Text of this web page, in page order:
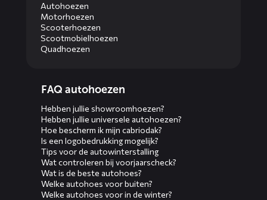
Autohoezen
Motorhoezen
Scooterhoezen
Scootmobielhoezen
Quadhoezen
menusFAQ autohoezen
Hebben jullie showroomhoezen?
Hebben jullie universele autohoezen?
Hoe bescherm ik mijn cabriodak?
Is een logobedrukking mogelijk?
Tips voor de autowinterstalling
Wat controleren bij voorjaarscheck?
Wat is de beste autohoes?
Welke autohoes voor buiten?
Welke autohoes voor in de winter?